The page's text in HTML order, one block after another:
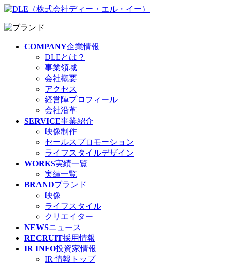
COMPANY企業情報
DLEとは？
事業領域
会社概要
アクセス
経営陣プロフィール
会社沿革
SERVICE事業紹介
映像制作
セールスプロモーション
ライフスタイルデザイン
WORKS実績一覧
実績一覧
BRANDブランド
映像
ライフスタイル
クリエイター
NEWSニュース
RECRUIT採用情報
IR INFO投資家情報
IR 情報トップ